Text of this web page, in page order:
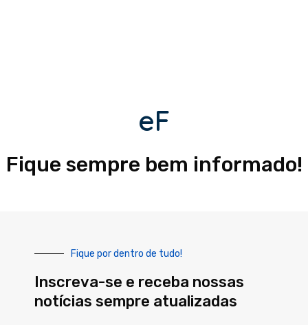
eF
Fique sempre bem informado!
Fique por dentro de tudo!
Inscreva-se e receba nossas
notícias sempre atualizadas